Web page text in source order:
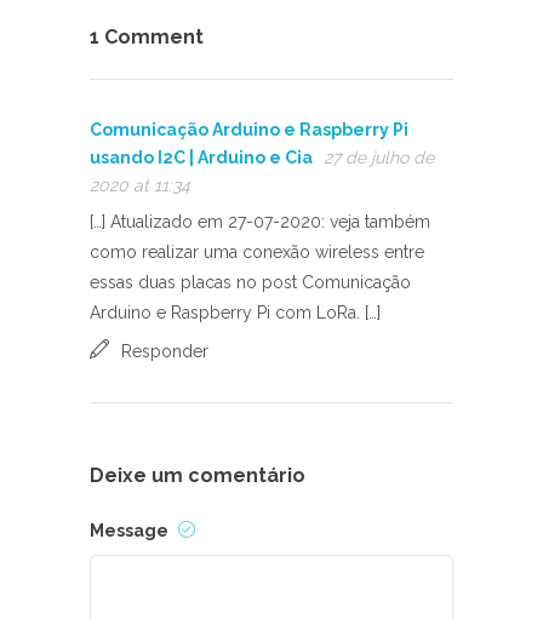
1 Comment
Comunicação Arduino e Raspberry Pi
usando I2C | Arduino e Cia
27 de julho de
2020 at 11:34
[…] Atualizado em 27-07-2020: veja também
como realizar uma conexão wireless entre
essas duas placas no post Comunicação
Arduino e Raspberry Pi com LoRa. […]
Responder
Deixe um comentário
Message